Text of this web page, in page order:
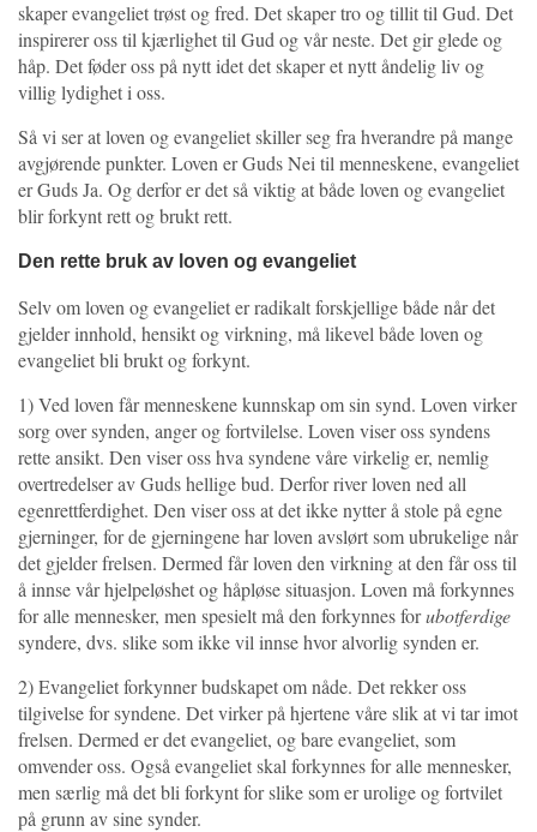
skaper evangeliet trøst og fred. Det skaper tro og tillit til Gud. Det
inspirerer oss til kjærlighet til Gud og vår neste. Det gir glede og
håp. Det føder oss på nytt idet det skaper et nytt åndelig liv og
villig lydighet i oss.
Så vi ser at loven og evangeliet skiller seg fra hverandre på mange
avgjørende punkter. Loven er Guds Nei til menneskene, evangeliet
er Guds Ja. Og derfor er det så viktig at både loven og evangeliet
blir forkynt rett og brukt rett.
Den rette bruk av loven og evangeliet
Selv om loven og evangeliet er radikalt forskjellige både når det
gjelder innhold, hensikt og virkning, må likevel både loven og
evangeliet bli brukt og forkynt.
1) Ved loven får menneskene kunnskap om sin synd. Loven virker
sorg over synden, anger og fortvilelse. Loven viser oss syndens
rette ansikt. Den viser oss hva syndene våre virkelig er, nemlig
overtredelser av Guds hellige bud. Derfor river loven ned all
egenrettferdighet. Den viser oss at det ikke nytter å stole på egne
gjerninger, for de gjerningene har loven avslørt som ubrukelige når
det gjelder frelsen. Dermed får loven den virkning at den får oss til
å innse vår hjelpeløshet og håpløse situasjon. Loven må forkynnes
for alle mennesker, men spesielt må den forkynnes forubotferdige
syndere, dvs. slike som ikke vil innse hvor alvorlig synden er.
2) Evangeliet forkynner budskapet om nåde. Det rekker oss
tilgivelse for syndene. Det virker på hjertene våre slik at vi tar imot
frelsen. Dermed er det evangeliet, og bare evangeliet, som
omvender oss. Også evangeliet skal forkynnes for alle mennesker,
men særlig må det bli forkynt for slike som er urolige og fortvilet
på grunn av sine synder.